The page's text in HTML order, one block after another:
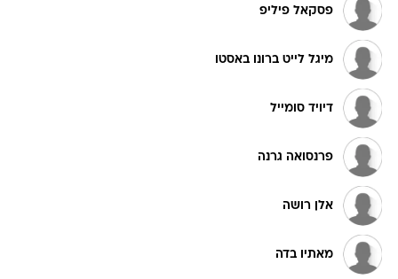
פסקאל פיליפ
מיגל לייט ברונו באסטו
דיויד סומייל
פרנסואה גרנה
אלן רושה
מאתיו בדה